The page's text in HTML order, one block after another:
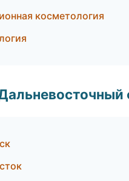
косметология